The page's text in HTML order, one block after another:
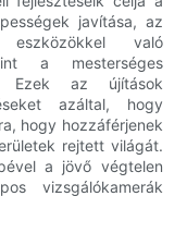
javítása, az
eszközökkel való
a mesterséges
Ezek az újítások
azáltal, hogy
hogy hozzáférjenek
rejtett világát.
a jövő végtelen
vizsgálókamerák